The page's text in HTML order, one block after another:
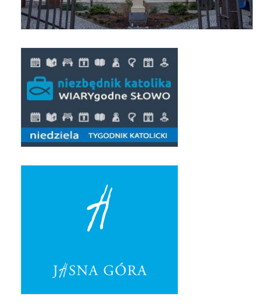
Galerie 2018
Pasterka 2018
100 lecie Niepodległości
Bal Wszystkich Świętych 2018
Triduum Św. St. Kostka 2018
Narodowy Dzień Pamięci “Żołnierzy
Galerie 2017
Remont plebanii 2017
Imieniny kapłana